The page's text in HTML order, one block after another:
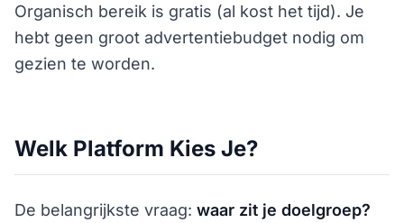
Organisch bereik is gratis (al kost het tijd). Je
hebt geen groot advertentiebudget nodig om
gezien te worden.
Welk Platform Kies Je?
De belangrijkste vraag: waar zit je doelgroep?